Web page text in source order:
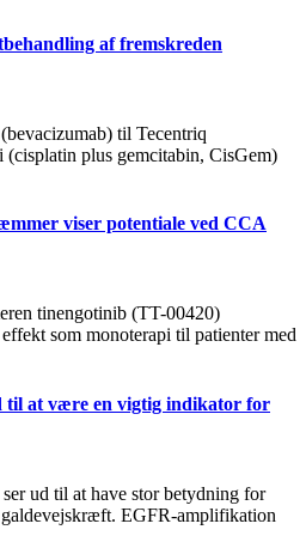
af fremskreden
til Tecentriq
(cisplatin plus gemcitabin, CisGem)
viser potentiale ved CCA
tinengotinib (TT-00420)
som monoterapi til patienter med
til at være en vigtig indikator for
ud til at have stor betydning for
galdevejskræft. EGFR-amplifikation